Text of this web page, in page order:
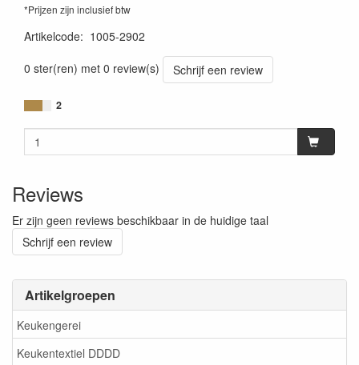
Artikelgroepen
Keukengerei
Keukentextiel DDDD
*Prijzen zijn inclusief btw
Artikelcode: 1005-2902
0 ster(ren) met 0 review(s)
Schrijf een review
2
Reviews
Er zijn geen reviews beschikbaar in de huidige taal
Schrijf een review